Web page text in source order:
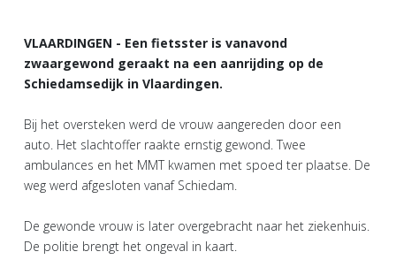
VLAARDINGEN - Een fietsster is vanavond
zwaargewond geraakt na een aanrijding op de
Schiedamsedijk in Vlaardingen.
Bij het oversteken werd de vrouw aangereden door een
auto. Het slachtoffer raakte ernstig gewond. Twee
ambulances en het MMT kwamen met spoed ter plaatse. De
weg werd afgesloten vanaf Schiedam.
De gewonde vrouw is later overgebracht naar het ziekenhuis.
De politie brengt het ongeval in kaart.